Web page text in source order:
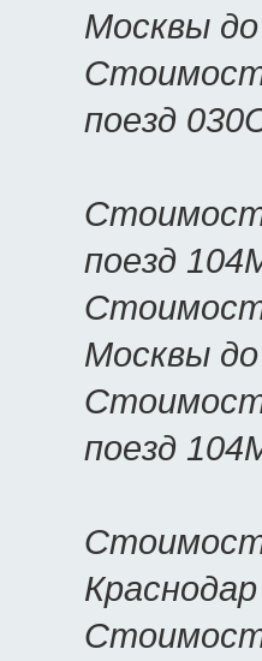
Москвы
поезд
поезд
Москвы
поезд